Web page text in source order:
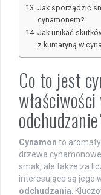
Jak sporządzić
cynamonem?
Jak unikać
z kumaryną w
Co to jest
Cynamon to
drzewa
smak, ale także za
interesujące są jego
odchudzania .